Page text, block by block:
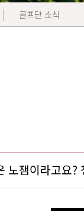
골프단 소식
노잼이라고요